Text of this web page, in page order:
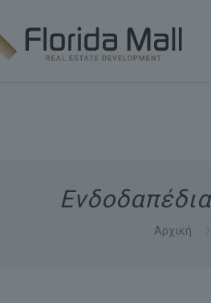
Αρχική